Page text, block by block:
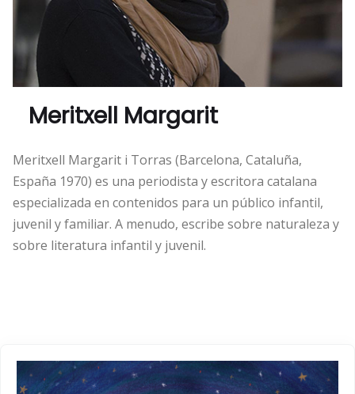
Meritxell Margarit
Meritxell Margarit i Torras (Barcelona, Cataluña,
España 1970) es una periodista y escritora catalana
especializada en contenidos para un público infantil,
juvenil y familiar. A menudo, escribe sobre naturaleza y
sobre literatura infantil y juvenil.